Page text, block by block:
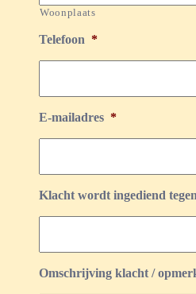
Woonplaats
Telefoon *
E-mailadres *
Klacht wordt ingediend
Omschrijving klacht /